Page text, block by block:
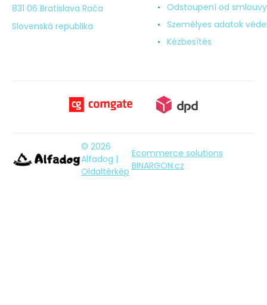
831 06 Bratislava Rača
Slovenská republika
Odstoupení od smlouvy
Személyes adatok
Kézbesítés
© 2026
Alfadog |
Oldaltérkép
Ecommerce solutions
BINARGON.cz